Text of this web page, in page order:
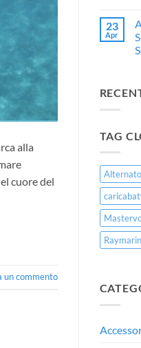
alla
cuore del
un commento
da
–
su
in
per
di
23
Apr
al
TAG